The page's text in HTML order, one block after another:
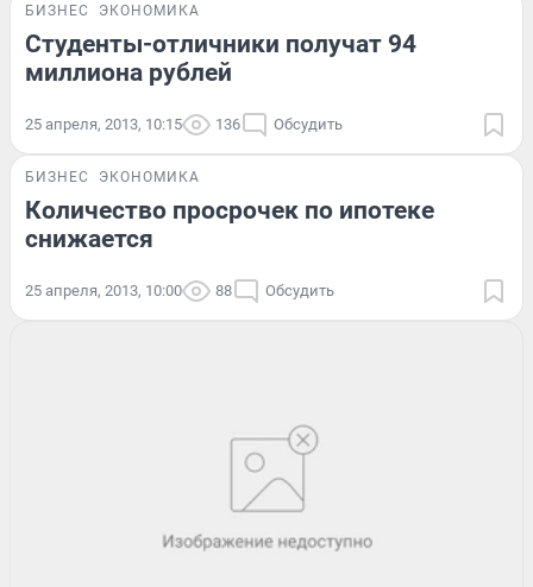
БИЗНЕС ЭКОНОМИКА
Студенты-отличники получат 94
миллиона рублей
25 апреля, 2013, 10:15 136 Обсудить
БИЗНЕС ЭКОНОМИКА
Количество просрочек по ипотеке
снижается
25 апреля, 2013, 10:00 88 Обсудить